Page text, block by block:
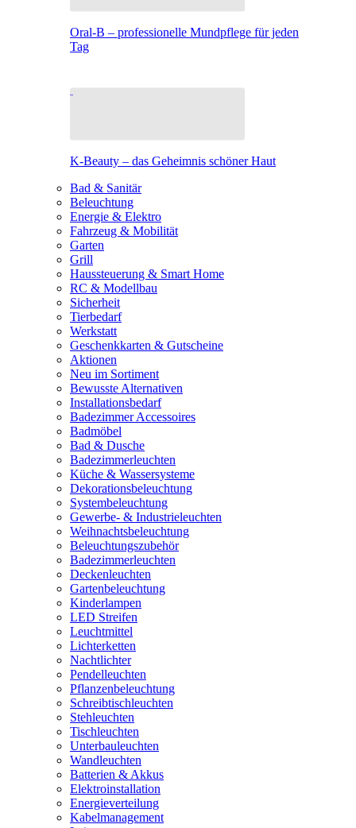
Oral-B – professionelle Mundpflege für jeden
Tag
K-Beauty – das Geheimnis schöner Haut
Bad & Sanitär
Beleuchtung
Energie & Elektro
Fahrzeug & Mobilität
Garten
Grill
Haussteuerung & Smart Home
RC & Modellbau
Sicherheit
Tierbedarf
Werkstatt
Geschenkkarten & Gutscheine
Aktionen
Neu im Sortiment
Bewusste Alternativen
Installationsbedarf
Badezimmer Accessoires
Badmöbel
Bad & Dusche
Badezimmerleuchten
Küche & Wassersysteme
Dekorationsbeleuchtung
Systembeleuchtung
Gewerbe- & Industrieleuchten
Weihnachtsbeleuchtung
Beleuchtungszubehör
Badezimmerleuchten
Deckenleuchten
Gartenbeleuchtung
Kinderlampen
LED Streifen
Leuchtmittel
Lichterketten
Nachtlichter
Pendelleuchten
Pflanzenbeleuchtung
Schreibtischleuchten
Stehleuchten
Tischleuchten
Unterbauleuchten
Wandleuchten
Batterien & Akkus
Elektroinstallation
Energieverteilung
Kabelmanagement